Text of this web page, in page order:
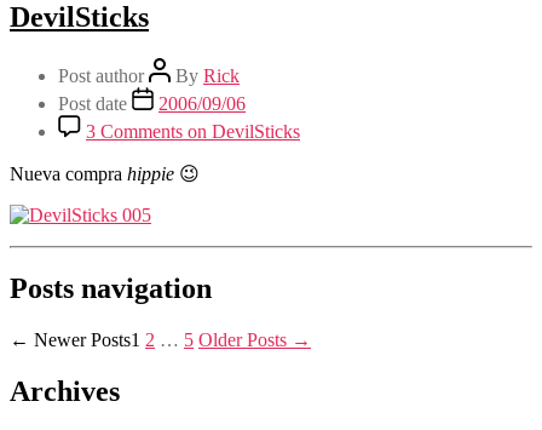
DevilSticks
Post author By Rick
Post date
2006/09/06
3 Comments on DevilSticks
Nueva compra hippie 😉
Posts navigation
← NewerPosts1 2 … 5 OlderPosts →
Archives